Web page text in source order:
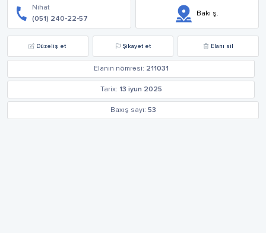
Nihat
(051) 240-22-57
Bakı ş.
Düzəliş et Şikayət et Elanı sil
Elanın nömrəsi: 211031
Tarix: 13 iyun 2025
Baxış sayı: 53